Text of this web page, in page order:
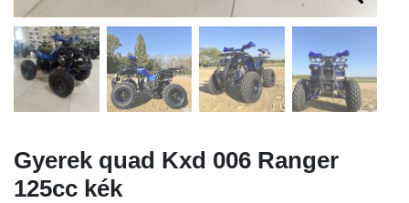
Gyerek quad Kxd 006 Ranger
125cc kék